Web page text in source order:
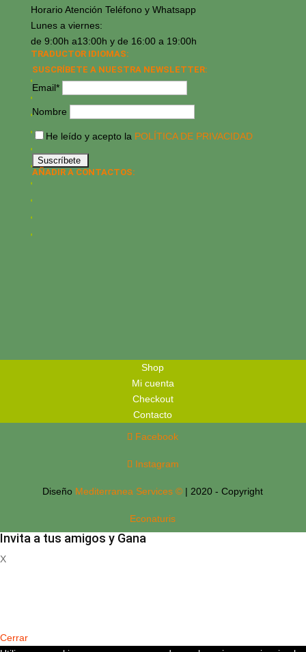
Horario Atención Teléfono y Whatsapp
Lunes a viernes:
de 9:00h a13:00h y de 16:00 a 19:00h
TRADUCTOR IDIOMAS:
SUSCRÍBETE A NUESTRA NEWSLETTER:
Email*
Nombre
He leído y acepto la POLÍTICA DE PRIVACIDAD
AÑADIR A CONTACTOS:
Shop
Mi cuenta
Checkout
Contacto
Facebook
Instagram
Diseño Mediterranea Services © | 2020 - Copyright
Econaturis
Invita a tus amigos y Gana
X
Cerrar